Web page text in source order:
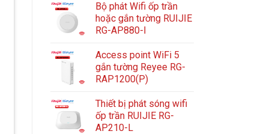
Bộ phát Wifi ốp trần
hoặc gắn tường RUIJIE
RG-AP880-I
Access point WiFi 5
gắn tường Reyee RG-
RAP1200(P)
Thiết bị phát sóng wifi
ốp trần RUIJIE RG-
AP210-L